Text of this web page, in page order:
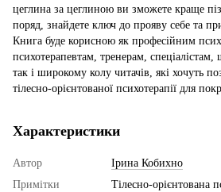
цеглина за цеглиною ви зможете краще
поряд, знайдете ключ до прояву себе та
Книга буде корисною як професійним
психотерапевтам, тренерам,
так і широкому колу читачів, які хочуть
тілесно-орієнтованої психотерапії для
Характеристики
Автор
Ірина Кобихно
Примітки
Тілесно-орієнтована